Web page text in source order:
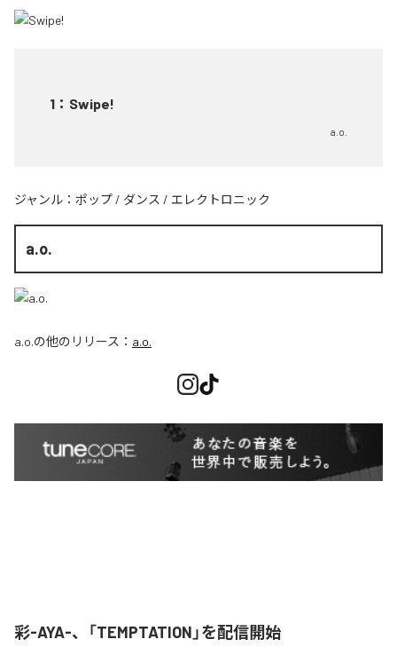
1 ： Swipe!
a.o.
ジャンル： ポップ / ダンス / エレクトロニック
a.o.
a.o.の他のリリース： a.o.
彩-AYA-、「TEMPTATION」を配信開始